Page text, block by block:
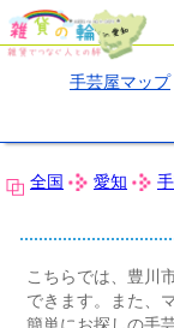
手芸屋マップ
全国 愛知
こちらでは、豊川
できます。また、